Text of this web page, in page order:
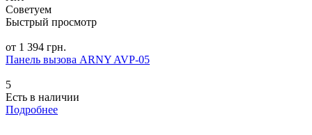
Советуем
Быстрый просмотр
от 1 394 грн.
Панель вызова ARNY AVP-05
5
Есть в наличии
Подробнее